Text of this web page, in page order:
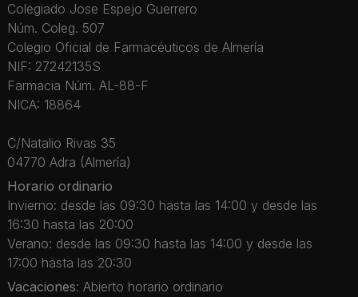
Colegiado Jose Espejo Guerrero
Núm. Coleg. 507
Colegio Oficial de Farmacéuticos de Almería
NIF: 27242135S
Farmacia Núm. AL-88-F
NICA: 18864
C/Natalio Rivas 35
04770 Adra (Almería)
Horario ordinario
Invierno: desde las 09:30 hasta las 14:00 y desde las
16:30 hasta las 20:00
Verano: desde las 09:30 hasta las 14:00 y desde las
17:00 hasta las 20:30
Vacaciones: Abierto horario ordinario